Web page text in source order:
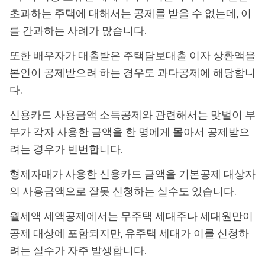
초과하는 주택에 대해서는 공제를 받을 수 없는데, 이
를 간과하는 사례가 많습니다.
또한 배우자가 대출받은 주택담보대출 이자 상환액을
본인이 공제받으려 하는 경우도 과다공제에 해당합니
다.
신용카드 사용금액 소득공제와 관련해서는 맞벌이 부
부가 각자 사용한 금액을 한 명에게 몰아서 공제받으
려는 경우가 빈번합니다.
형제자매가 사용한 신용카드 금액을 기본공제 대상자
의 사용금액으로 잘못 신청하는 실수도 있습니다.
월세액 세액공제에서는 무주택 세대주나 세대원만이
공제 대상에 포함되지만, 유주택 세대가 이를 신청하
려는 실수가 자주 발생합니다.